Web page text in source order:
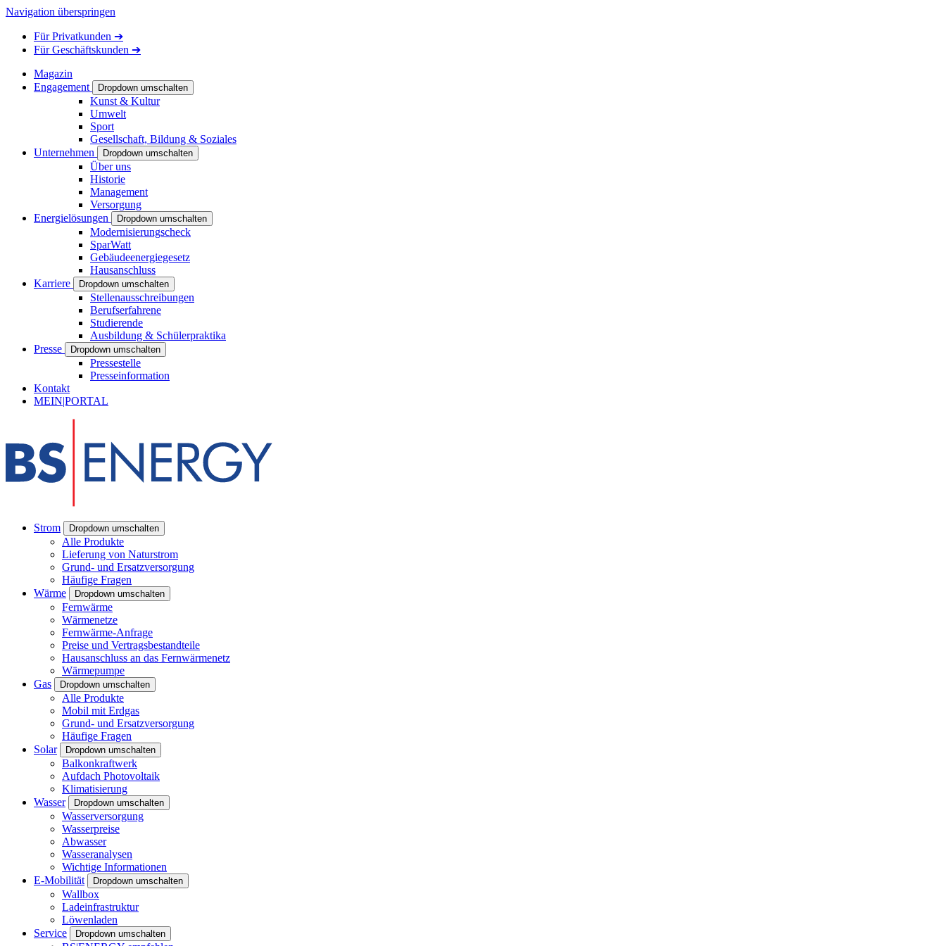
Navigation überspringen
FürPrivatkunden ➔
FürGeschäftskunden ➔
Magazin
Engagement
Dropdown umschalten
Kunst & Kultur
Umwelt
Sport
Gesellschaft, Bildung & Soziales
Unternehmen
Dropdown umschalten
Über uns
Historie
Management
Versorgung
Energielösungen
Dropdown umschalten
Modernisierungscheck
SparWatt
Gebäudeenergiegesetz
Hausanschluss
Karriere
Dropdown umschalten
Stellenausschreibungen
Berufserfahrene
Studierende
Ausbildung & Schülerpraktika
Presse
Dropdown umschalten
Pressestelle
Presseinformation
Kontakt
MEIN|PORTAL
Strom Dropdown umschalten
Alle Produkte
Lieferung von Naturstrom
Grund- und Ersatzversorgung
Häufige Fragen
Wärme
Dropdown umschalten
Fernwärme
Wärmenetze
Fernwärme-Anfrage
Preise und Vertragsbestandteile
Hausanschluss an das Fernwärmenetz
Wärmepumpe
Gas
Dropdown umschalten
Alle Produkte
Mobil mit Erdgas
Grund- und Ersatzversorgung
Häufige Fragen
Solar
Dropdown umschalten
Balkonkraftwerk
Aufdach Photovoltaik
Klimatisierung
Wasser
Dropdown umschalten
Wasserversorgung
Wasserpreise
Abwasser
Wasseranalysen
Wichtige Informationen
E-Mobilität
Dropdown umschalten
Wallbox
Ladeinfrastruktur
Löwenladen
Service
Dropdown umschalten